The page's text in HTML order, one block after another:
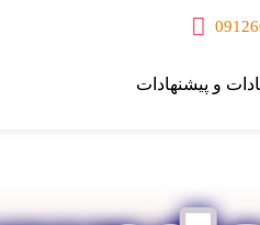
و پیشنهادات